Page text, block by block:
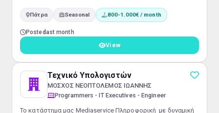
σερβιτόρους/ες με προϋπηρεσία για άμεση απασχόληση σε
διαθέτεις επαγγελματισμό, ομαδικό πνεύμα και πάθος για
την εξυπηρέτηση πελατών, θα χαρούμε να γνωρίσουμε το
προφίλ σου. Στείλε μας το βιογραφικό σου...
Πάτρα Seasonal 800-1.000€ / month
Postedlast month
View
Τεχνικό Υπολογιστών
ΜΟΣΧΟΣ ΝΕΟΠΤΟΛΕΜΟΣ ΙΩΑΝΝΗΣ
Programmers - IT Executives - Engineer
Το κατάστημα μας Mediaservice Πληροφορική με δυναμική